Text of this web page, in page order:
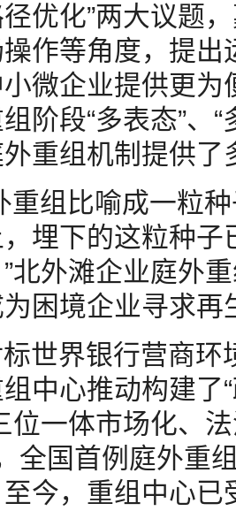
优化”两大议题
作等角度，提
微企业提供更
阶段“多表态”、
重组机制提供了
重组比喻成一粒
埋下的这粒种
北外滩企业庭外
困境企业寻求再
世界银行营商
中心推动构建了
位一体市场化、
全国首例庭外重
今，重组中心